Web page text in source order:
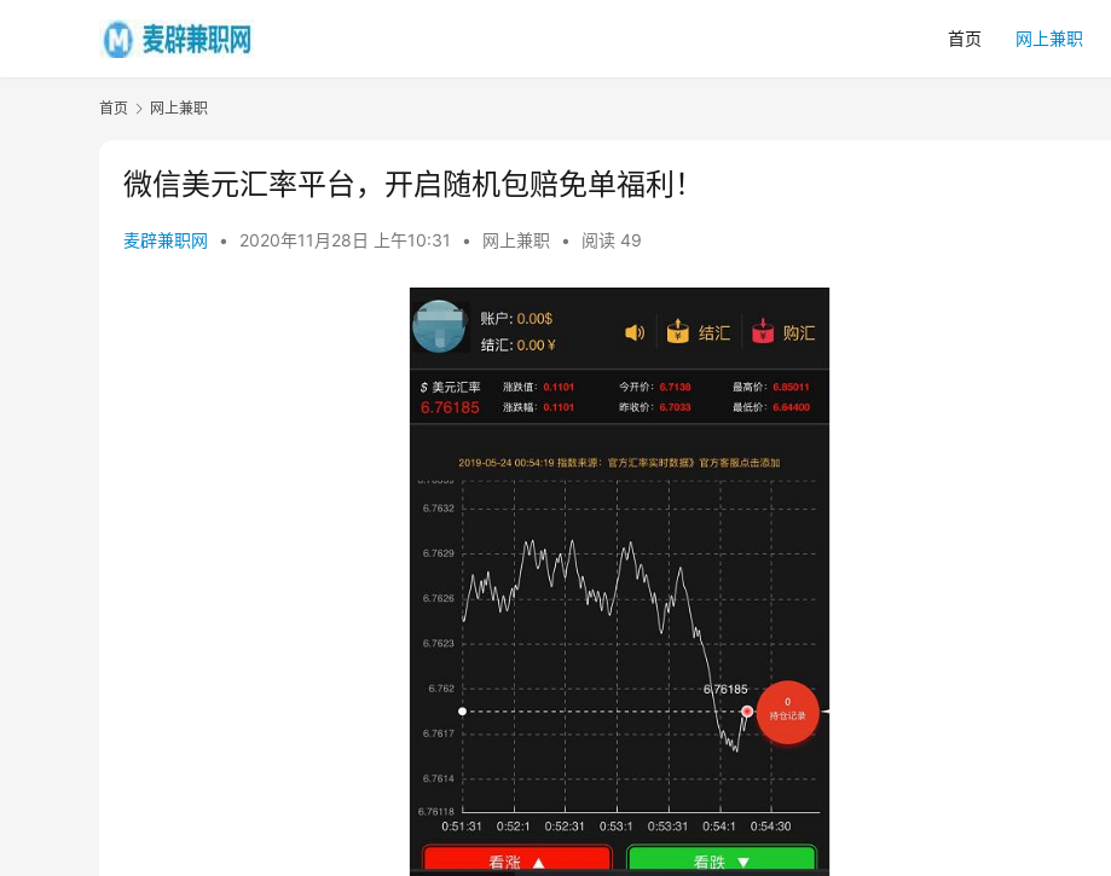
首页 网上兼职
首页 网上兼职
微信美元汇率平台，开启随机包赔免单福利！
麦辟兼职网 • 2020年11月28日 上午10:31 • 网上兼职 • 阅读 49